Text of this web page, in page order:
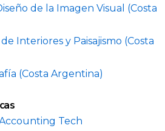
de la Imagen Visual (Costa
Interiores y Paisajismo (Costa
(Costa Argentina)
Tech